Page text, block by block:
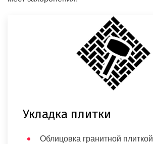
Укладка плитки
Облицовка гранитной плиткой